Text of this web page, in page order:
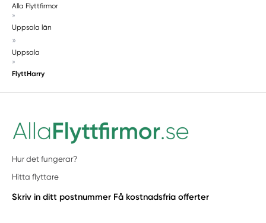
Alla Flyttfirmor
»
Uppsala län
»
Uppsala
»
FlyttHarry
Hur det fungerar?
Hitta flyttare
Skriv in ditt postnummer Få kostnadsfria offerter